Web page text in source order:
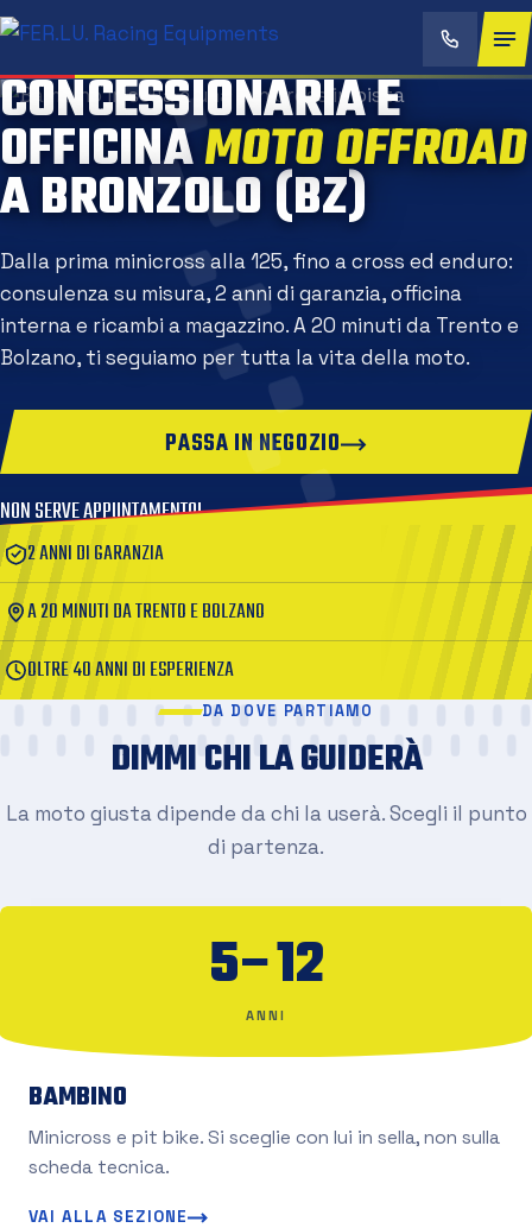
CONCESSIONARIA E
OFFICINAMOTO OFFROAD
A BRONZOLO (BZ)
Dalla prima minicross alla 125, fino a cross ed enduro:
consulenza su misura, 2 anni di garanzia, officina
interna e ricambi a magazzino. A 20 minuti da Trento e
Bolzano, ti seguiamo per tutta la vita della moto.
PASSA IN NEGOZIO
NON SERVE APPUNTAMENTO!
2 ANNI DI GARANZIA
A 20 MINUTI DA TRENTO E BOLZANO
OLTRE 40 ANNI DI ESPERIENZA
DA DOVE PARTIAMO
DIMMI CHI LA GUIDERÀ
La moto giusta dipende da chi la userà. Scegli il punto
di partenza.
5–12
ANNI
BAMBINO
Minicross e pit bike. Si sceglie con lui in sella, non sulla
scheda tecnica.
VAI ALLA SEZIONE